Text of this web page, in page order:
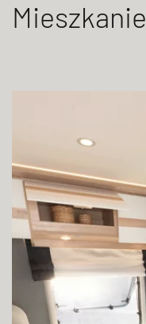
Mieszkanie